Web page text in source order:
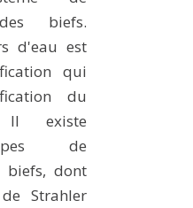
biefs.
d'eau est
qui
du
Il existe
de
biefs, dont
Strahler